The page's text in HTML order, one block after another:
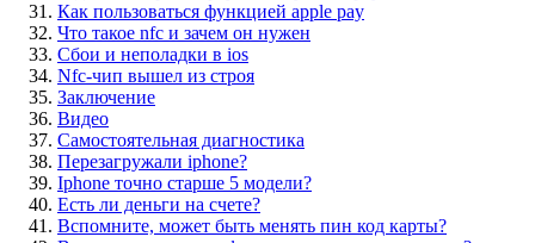
Как пользоваться функцией apple pay
Что такое nfc и зачем он нужен
Сбои и неполадки в ios
Nfc-чип вышел из строя
Заключение
Видео
Самостоятельная диагностика
Перезагружали iphone?
Iphone точно старше 5 модели?
Есть ли деньги на счете?
Вспомните, может быть менять пин код карты?